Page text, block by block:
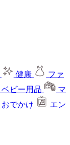
健康
ファ
ベビー用品
マ
おでかけ
エン